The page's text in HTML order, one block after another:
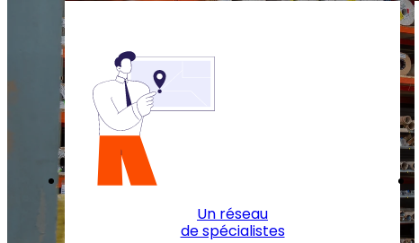
Un réseau
de spécialistes